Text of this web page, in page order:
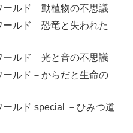
ールド 動植物の不思議
ールド 恐竜と失われた
ールド 光と音の不思議
ールド－からだと生命の
ールド special －ひみつ道